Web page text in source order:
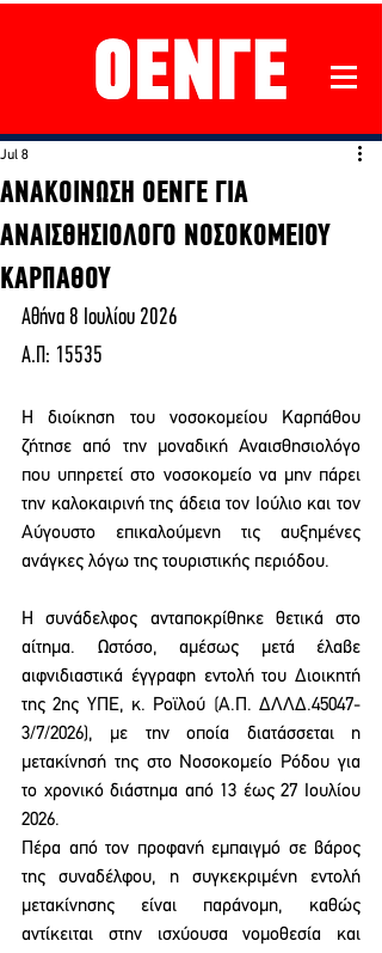
ΑΝΑΚΟΙΝΩΣΗ ΟΕΝΓΕ ΓΙΑ
ΑΝΑΙΣΘΗΣΙΟΛΟΓΟ ΝΟΣΟΚΟΜΕΙΟΥ
ΚΑΡΠΑΘΟΥ
Jul 8
Αθήνα 8 Ιουλίου 2026
Α.Π: 15535
Η διοίκηση του νοσοκομείου Καρπάθου
ζήτησε από την μοναδική Αναισθησιολόγο
που υπηρετεί στο νοσοκομείο να μην πάρει
την καλοκαιρινή της άδεια τον Ιούλιο και τον
Αύγουστο επικαλούμενη τις αυξημένες
ανάγκες λόγω της τουριστικής περιόδου.
Η συνάδελφος ανταποκρίθηκε θετικά στο
αίτημα. Ωστόσο, αμέσως μετά έλαβε
αιφνιδιαστικά έγγραφη εντολή του Διοικητή
της 2ης ΥΠΕ, κ. Ροϊλού (Α.Π. ΔΛΛΔ.45047-
3/7/2026), με την οποία διατάσσεται η
μετακίνησή της στο Νοσοκομείο Ρόδου για
το χρονικό διάστημα από 13 έως 27 Ιουλίου
2026.
Πέρα από τον προφανή εμπαιγμό σε βάρος
της συναδέλφου, η συγκεκριμένη εντολή
μετακίνησης είναι παράνομη, καθώς
αντίκειται στην ισχύουσα νομοθεσία και